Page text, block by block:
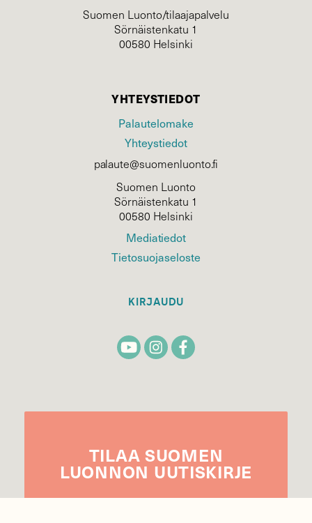
Suomen Luonto/tilaajapalvelu
Sörnäistenkatu 1
00580 Helsinki
YHTEYSTIEDOT
Palautelomake
Yhteystiedot
palaute@suomenluonto.fi
Suomen Luonto
Sörnäistenkatu 1
00580 Helsinki
Mediatiedot
Tietosuojaseloste
KIRJAUDU
TILAA SUOMEN
LUONNON UUTIS­KIRJE